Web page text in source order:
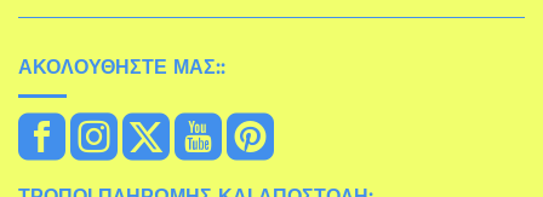
ΑΚΟΛΟΥΘΉΣΤΕ ΜΑΣ::